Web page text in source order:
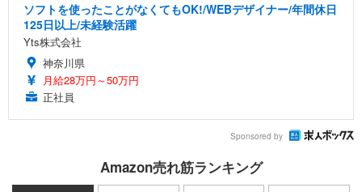
ソフトを使ったことがなくてもOK!/WEBデザイナー/年間休日
125日以上/未経験活躍
Yts株式会社
神奈川県
月給28万円～50万円
正社員
Sponsored by
Amazon売れ筋ランキング